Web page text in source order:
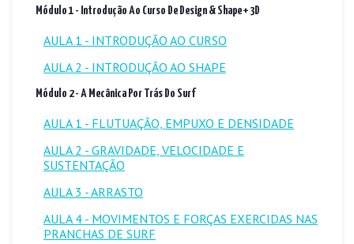
Módulo 1 - Introdução Ao Curso De Design & Shape + 3D
AULA 1 - INTRODUÇÃO AO CURSO
AULA 2 - INTRODUÇÃO AO SHAPE
Módulo 2 - A Mecânica Por Trás Do Surf
AULA 1 - FLUTUAÇÃO, EMPUXO E DENSIDADE
AULA 2 - GRAVIDADE, VELOCIDADE E
SUSTENTAÇÃO
AULA 3 - ARRASTO
AULA 4 - MOVIMENTOS E FORÇAS EXERCIDAS NAS
PRANCHAS DE SURF